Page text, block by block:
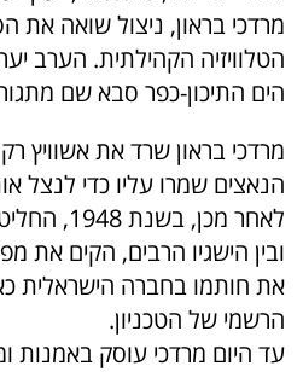
מרדכי בראון, ניצול שואה את
הים התיכון-כפר סבא שם
מרדכי בראון שרד את אשוויץ
הנאצים שמרו עליו כדי לנצל
לאחר מכן,
ובין הישגיו הרבים, הקים את
את חותמו בחברה הישראלית
הרשמי של הטכניון.
עד היום מרדכי עוסק באמנות